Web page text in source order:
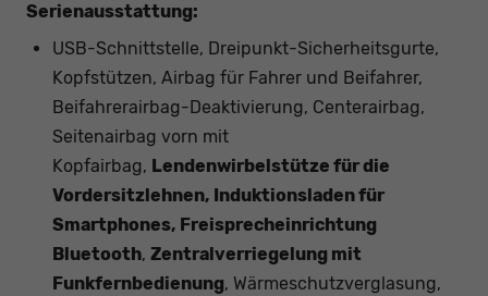
Serienausstattung:
USB-Schnittstelle, Dreipunkt-Sicherheitsgurte,
Kopfstützen, Airbag für Fahrer und Beifahrer,
Beifahrerairbag-Deaktivierung, Centerairbag,
Seitenairbag vorn mit
Kopfairbag, Lendenwirbelstütze für die
Vordersitzlehnen, Induktionsladen für
Smartphones, Freisprecheinrichtung
Bluetooth, Zentralverriegelung mit
Funkfernbedienung, Wärmeschutzverglasung,